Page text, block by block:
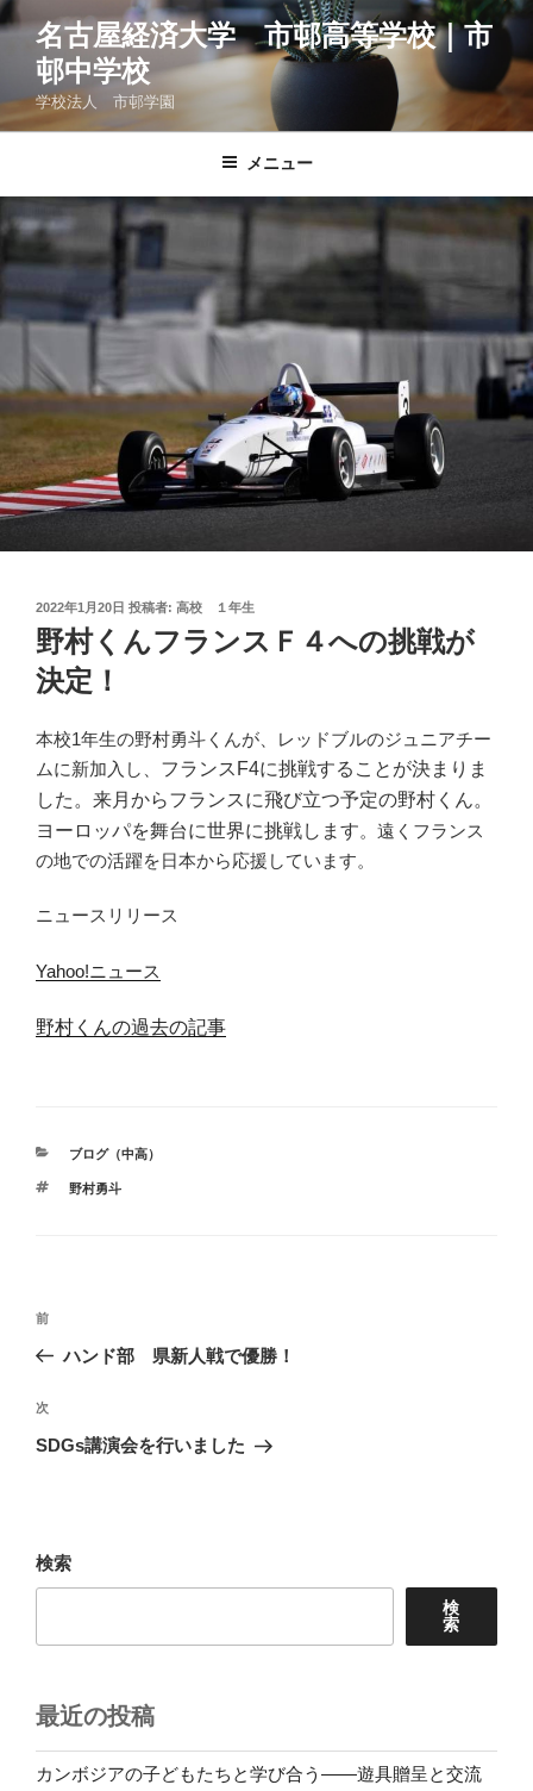
コ
ン
ツ
ッ
プ
名古屋経済大学 市邨高等学校｜市
邨中学校
学校法人 市邨学園
メニュー
投
稿
日:
2022年1月20日 投稿者: 高校 １年生
野村くんフランスＦ４への挑戦が
決定！
本校1年生の野村勇斗くんが、レッドブルのジュニアチー
ムに新加入し、 フランスF4に挑戦することが決まりま
した。来月からフランスに飛び立つ予定の野村くん。
ヨーロッパを舞台に世界に挑戦します。遠くフランス
の地での活躍を日本から応援しています。
ニュースリリース
Yahoo!ニュース
野村くんの過去の記事
カ
ゴ
ブログ（中高）
タ
野村勇斗
投
ビ
ゲ
ン
前
の
稿
前
ハンド部 県新人戦で優勝！
次
の
次
SDGs講演会を行いました
検索
検
索
最近の投稿
カンボジアの子どもたちと学び合う――遊具贈呈と交流